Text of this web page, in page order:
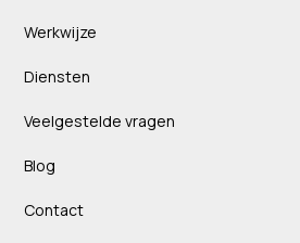
Werkwijze
Diensten
Veelgestelde vragen
Blog
Contact